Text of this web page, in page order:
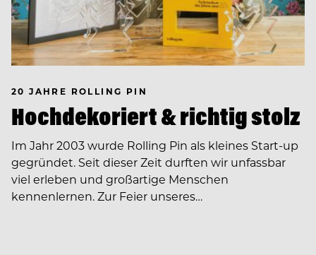
20 JAHRE ROLLING PIN
Hochdekoriert & richtig stolz
Im Jahr 2003 wurde Rolling Pin als kleines Start-up
gegründet. Seit dieser Zeit durften wir unfassbar
viel erleben und großartige Menschen
kennenlernen. Zur Feier unseres…